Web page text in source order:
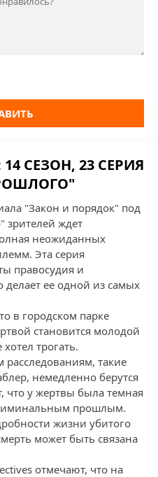
СЕЗОН, 23 СЕРИЯ
"Закон и порядок" под
зрителей ждет
неожиданных
Эта серия
правосудия и
делает ее одной из самых
в городском парке
становится молодой
трогать.
такие
немедленно берутся
что у жертвы была темная
прошлым.
жизни убитого
может быть связана
отмечают, что на